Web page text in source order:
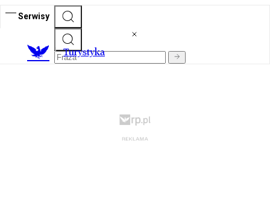
Serwisy
Turystyka